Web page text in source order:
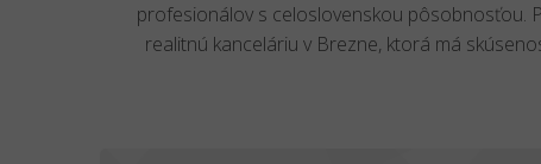
profesionálov s celoslovenskou pôsobnosťou.
realitnú kanceláriu v Brezne, ktorá má